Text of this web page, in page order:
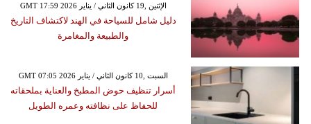
GMT 17:59 2026 الإثنين ,19 كانون الثاني / يناير
دليل شامل للسياحة في الهند لاكتشاف التاريخ
والطبيعة والمغامرة
GMT 07:05 2026 السبت ,10 كانون الثاني / يناير
أسرار تنظيف حوض المطبخ والعناية بملحقاته
للحفاظ على نظافته وعمره الطويل